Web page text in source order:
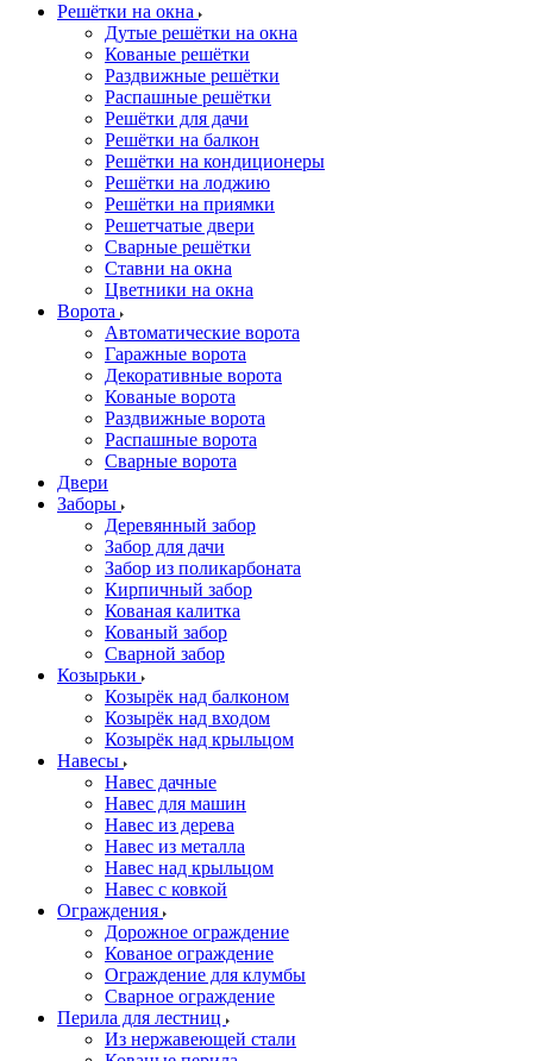
Решётки на окна
Дутые решётки на окна
Кованые решётки
Раздвижные решётки
Распашные решётки
Решётки для дачи
Решётки на балкон
Решётки на кондиционеры
Решётки на лоджию
Решётки на приямки
Решетчатые двери
Сварные решётки
Ставни на окна
Цветники на окна
Ворота
Автоматические ворота
Гаражные ворота
Декоративные ворота
Кованые ворота
Раздвижные ворота
Распашные ворота
Сварные ворота
Двери
Заборы
Деревянный забор
Забор для дачи
Забор из поликарбоната
Кирпичный забор
Кованая калитка
Кованый забор
Сварной забор
Козырьки
Козырёк над балконом
Козырёк над входом
Козырёк над крыльцом
Навесы
Навес дачные
Навес для машин
Навес из дерева
Навес из металла
Навес над крыльцом
Навес с ковкой
Ограждения
Дорожное ограждение
Кованое ограждение
Ограждение для клумбы
Сварное ограждение
Перила для лестниц
Из нержавеющей стали